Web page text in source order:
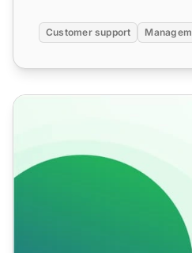
Customer support
Zarządzanie centrum obsługi